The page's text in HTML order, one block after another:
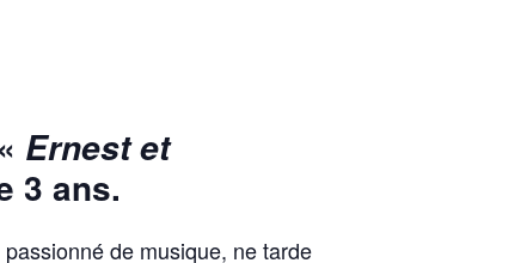
Ernest et
3 ans.
de musique, ne tarde